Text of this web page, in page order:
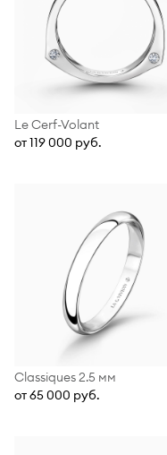
Le Cerf-Volant
от 119 000 руб.
Classiques 2.5 мм
от 65 000 руб.